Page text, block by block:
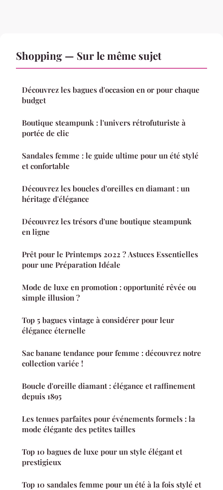
Shopping — Sur le même sujet
Découvrez les bagues d'occasion en or pour chaque
budget
Boutique steampunk : l'univers rétrofuturiste à
portée de clic
Sandales femme : le guide ultime pour un été stylé
et confortable
Découvrez les boucles d'oreilles en diamant : un
héritage d'élégance
Découvrez les trésors d'une boutique steampunk
en ligne
Prêt pour le Printemps 2022 ? Astuces Essentielles
pour une Préparation Idéale
Mode de luxe en promotion : opportunité rêvée ou
simple illusion ?
Top 5 bagues vintage à considérer pour leur
élégance éternelle
Sac banane tendance pour femme : découvrez notre
collection variée !
Boucle d'oreille diamant : élégance et raffinement
depuis 1895
Les tenues parfaites pour événements formels : la
mode élégante des petites tailles
Top 10 bagues de luxe pour un style élégant et
prestigieux
Top 10 sandales femme pour un été à la fois stylé et